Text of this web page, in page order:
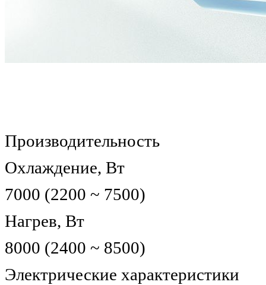
Производительность
Охлаждение, Вт
7000 (2200 ~ 7500)
Нагрев, Вт
8000 (2400 ~ 8500)
Электрические характеристики